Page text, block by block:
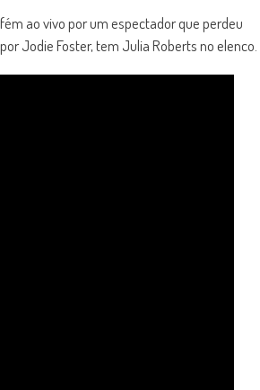
ao vivo por um espectador que perdeu
Jodie Foster, tem Julia Roberts no elenco.